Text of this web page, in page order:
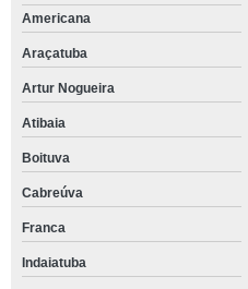
Americana
Araçatuba
Artur Nogueira
Atibaia
Boituva
Cabreúva
Franca
Indaiatuba